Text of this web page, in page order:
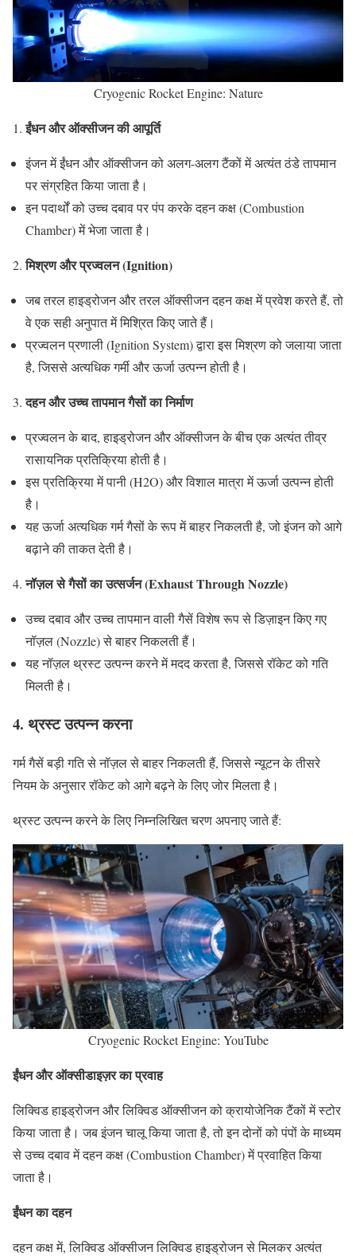
Cryogenic Rocket Engine: Nature
1.ईंधन और ऑक्सीजन की आपूर्ति
इंजन में ईंधन और ऑक्सीजन को अलग-अलग टैंकों में अत्यंत ठंडे तापमान
पर संग्रहित किया जाता है।
इन पदार्थों को उच्च दबाव पर पंप करके दहन कक्ष (Combustion
Chamber) में भेजा जाता है।
2.मिश्रण और प्रज्वलन (Ignition)
जब तरल हाइड्रोजन और तरल ऑक्सीजन दहन कक्ष में प्रवेश करते हैं, तो
वे एक सही अनुपात में मिश्रित किए जाते हैं।
प्रज्वलन प्रणाली (Ignition System) द्वारा इस मिश्रण को जलाया जाता
है, जिससे अत्यधिक गर्मी और ऊर्जा उत्पन्न होती है।
3.दहन और उच्च तापमान गैसों का निर्माण
प्रज्वलन के बाद, हाइड्रोजन और ऑक्सीजन के बीच एक अत्यंत तीव्र
रासायनिक प्रतिक्रिया होती है।
इस प्रतिक्रिया में पानी (H2O) और विशाल मात्रा में ऊर्जा उत्पन्न होती
है।
यह ऊर्जा अत्यधिक गर्म गैसों के रूप में बाहर निकलती है, जो इंजन को आगे
बढ़ाने की ताकत देती है।
4.नॉज़ल से गैसों का उत्सर्जन (Exhaust Through Nozzle)
उच्च दबाव और उच्च तापमान वाली गैसें विशेष रूप से डिज़ाइन किए गए
नॉज़ल (Nozzle) से बाहर निकलती हैं।
यह नॉज़ल थ्रस्ट उत्पन्न करने में मदद करता है, जिससे रॉकेट को गति
मिलती है।
4. थ्रस्ट उत्पन्न करना
गर्म गैसें बड़ी गति से नॉज़ल से बाहर निकलती हैं, जिससे न्यूटन के तीसरे
नियम के अनुसार रॉकेट को आगे बढ़ने के लिए जोर मिलता है।
थ्रस्ट उत्पन्न करने के लिए निम्नलिखित चरण अपनाए जाते हैं:
Cryogenic Rocket Engine: YouTube
ईंधन और ऑक्सीडाइज़र का प्रवाह
लिक्विड हाइड्रोजन और लिक्विड ऑक्सीजन को क्रायोजेनिक टैंकों में स्टोर
किया जाता है। जब इंजन चालू किया जाता है, तो इन दोनों को पंपों के माध्यम
से उच्च दबाव में दहन कक्ष (Combustion Chamber) में प्रवाहित किया
जाता है।
ईंधन का दहन
दहन कक्ष में, लिक्विड ऑक्सीजन लिक्विड हाइड्रोजन से मिलकर अत्यंत